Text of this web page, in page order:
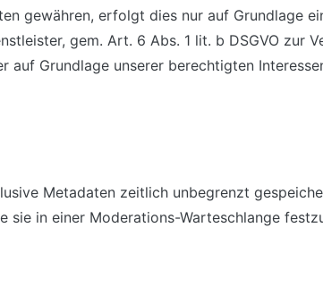
gewähren, erfolgt dies nur auf Grundlage
gem. Art. 6 Abs. 1 lit. b DSGVO zur
Grundlage unserer berechtigten
Metadaten zeitlich unbegrenzt
in einer Moderations-Warteschlange